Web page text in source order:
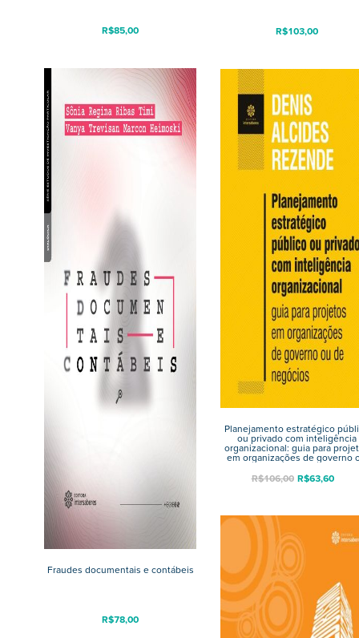
R$85,00 R$103,00
Fraudes documentais e contábeis
R$78,00
Planejamento estratégico
ou privado com inteligência
organizacional: guia para
em organizações de governo
de negócios
R$106,00 R$63,60